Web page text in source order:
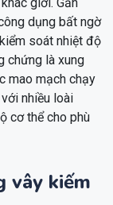
dụng bất ngờ
soát nhiệt độ
chứng là xung
mao mạch chạy
nhiều loài
cơ thể cho phù
vây kiếm